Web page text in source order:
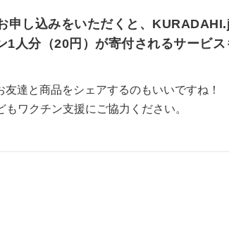
申し込みをいただくと、
人分（20円）が寄付されるサービス
達と商品をシェアするのもいいですね！
ワクチン支援にご協力ください。